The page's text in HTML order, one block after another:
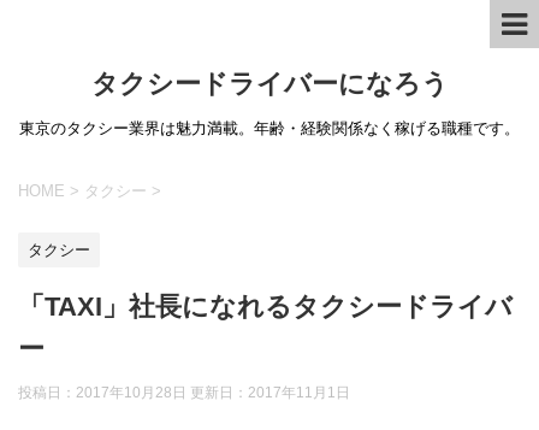
タクシードライバーになろう
東京のタクシー業界は魅力満載。年齢・経験関係なく稼げる職種です。
HOME > タクシー >
タクシー
「TAXI」社長になれるタクシードライバ
ー
投稿日：2017年10月28日 更新日： 2017年11月1日